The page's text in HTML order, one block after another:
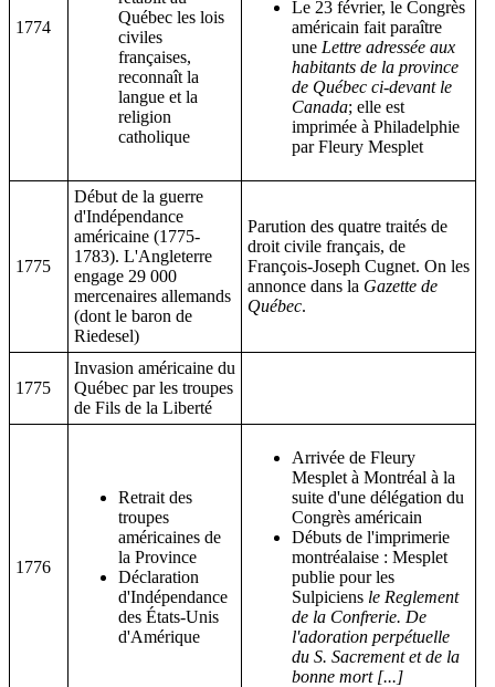
1774
Québec les lois
civiles
françaises,
reconnaît la
langue et la
religion
catholique
Le 23 février, le Congrès
américain fait paraître
une Lettre adressée aux
habitants de la province
de Québec ci-devant le
Canada; elle est
imprimée à Philadelphie
par Fleury Mesplet
1775
Début de la guerre
d'Indépendance
américaine (1775-
1783). L'Angleterre
engage 29 000
mercenaires allemands
(dont le baron de
Riedesel)
Parution des quatre traités de
droit civile français, de
François-Joseph Cugnet. On les
annonce dans la Gazette de
Québec.
1775
Invasion américaine du
Québec par les troupes
de Fils de la Liberté
1776
Retrait des
troupes
américaines de
la Province
Déclaration
d'Indépendance
des États-Unis
d'Amérique
Arrivée de Fleury
Mesplet à Montréal à la
suite d'une délégation du
Congrès américain
Débuts de l'imprimerie
montréalaise : Mesplet
publie pour les
Sulpiciens le Reglement
de la Confrerie. De
l'adoration perpétuelle
du S. Sacrement et de la
bonne mort [...]